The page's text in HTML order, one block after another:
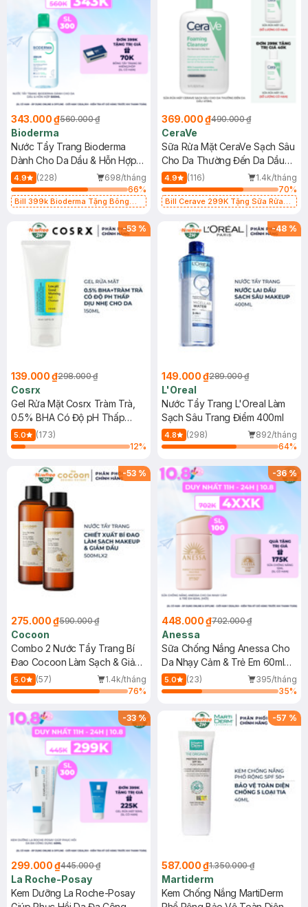
343.000 ₫560.000 ₫
Bioderma
Nước Tẩy Trang Bioderma
Dành Cho Da Dầu & Hỗn Hợp
500ml
4.9 (228)
698/tháng
66%
Bill 399k Bioderma Tặng Bông
369.000 ₫490.000 ₫
CeraVe
Sữa Rửa Mặt CeraVe Sạch Sâu
Cho Da Thường Đến Da Dầu
473ml
4.9 (116)
1.4k/tháng
70%
Bill Cerave 299K Tặng Sữa Rửa
-53 %
139.000 ₫298.000 ₫
Cosrx
Gel Rửa Mặt Cosrx Tràm Trà,
0.5% BHA Có Độ pH Thấp
150ml
5.0
(173)
12%
-48 %
149.000 ₫289.000 ₫
L'Oreal
Nước Tẩy Trang L'Oreal Làm
Sạch Sâu Trang Điểm 400ml
4.8 (298)
892/tháng
64%
-53 %
275.000 ₫590.000 ₫
Cocoon
Combo 2 Nước Tẩy Trang Bí
Đao Cocoon Làm Sạch & Giảm
Dầu 500ml
5.0 (57)
1.4k/tháng
76%
-36%
448.000 ₫702.000 ₫
Anessa
Sữa Chống Nắng Anessa Cho
Da Nhạy Cảm & Trẻ Em 60ml
(Mới)
5.0 (23)
395/tháng
35%
-33%
299.000 ₫445.000 ₫
La Roche-Posay
Kem Dưỡng La Roche-Posay
-57 %
587.000 ₫1.350.000 ₫
Martiderm
Kem Chống Nắng MartiDerm